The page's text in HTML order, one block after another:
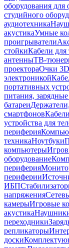
оборудования для
студийного
аудиотехника
акустикаУмные
проигрыватели
стойкиКабели для
антенныТВ-
проектораОчки 3D
электроникой
портативных
питания, зарядные
батареи
смартфонов
устройства для
периферия
техникаНоутбуки
компьютеры
оборудование
периферия
периферии
ИБП
напряжения
камерыИгровые
акустика
переходники
репликаторы
доски